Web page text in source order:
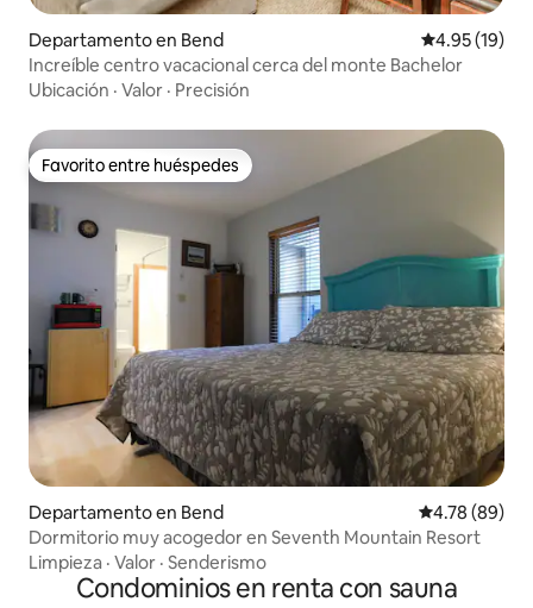
Departamento en Bend Calificación
4.95 (19)
Increíble centro vacacional cerca del monte Bachelor
Ubicación · Valor · Precisión
Favorito entre huéspedes
Favorito entre huéspedes
Departamento en Bend Calificación
4.78 (89)
Dormitorio muy acogedor en Seventh Mountain Resort
Limpieza · Valor · Senderismo
Condominios en renta con sauna